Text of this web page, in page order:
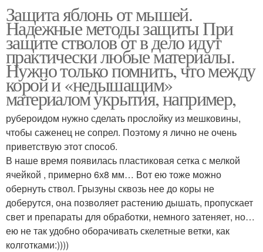
Защита яблонь от мышей.
Надежные методы защиты При
защите стволов от в дело идут
практически любые материалы.
Нужно только помнить, что между
корой и «недышащим»
материалом укрытия, например,
рубероидом нужно сделать прослойку из мешковины,
чтобы саженец не сопрел. Поэтому я лично не очень
приветствую этот способ.
В наше время появилась пластиковая сетка с мелкой
ячейкой , примерно 6х8 мм… Вот ею тоже можно
обернуть ствол. Грызуны сквозь нее до коры не
доберутся, она позволяет растению дышать, пропускает
свет и препараты для обработки, немного затеняет, но…
ею не так удобно оборачивать скелетные ветки, как
колготками:))))